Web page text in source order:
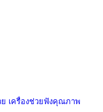
ย เครื่องช่วยฟังคุณภาพ